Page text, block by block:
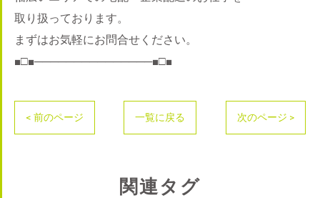
取り扱っております。
まずはお気軽にお問合せください。
■□■───────────────■□■
< 前のページ 一覧に戻る 次のページ >
関連タグ